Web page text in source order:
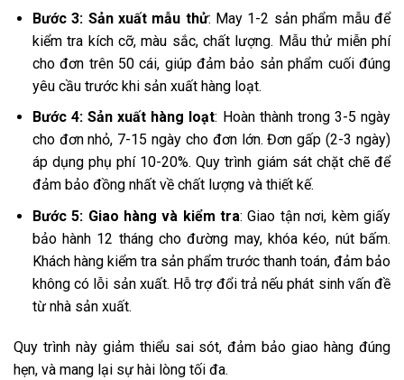
Bước 3: Sản xuất mẫu thử: May 1-2 sản phẩm mẫu để
kiểm tra kích cỡ, màu sắc, chất lượng. Mẫu thử miễn phí
cho đơn trên 50 cái, giúp đảm bảo sản phẩm cuối đúng
yêu cầu trước khi sản xuất hàng loạt.
Bước 4: Sản xuất hàng loạt: Hoàn thành trong 3-5 ngày
cho đơn nhỏ, 7-15 ngày cho đơn lớn. Đơn gấp (2-3 ngày)
áp dụng phụ phí 10-20%. Quy trình giám sát chặt chẽ để
đảm bảo đồng nhất về chất lượng và thiết kế.
Bước 5: Giao hàng và kiểm tra: Giao tận nơi, kèm giấy
bảo hành 12 tháng cho đường may, khóa kéo, nút bấm.
Khách hàng kiểm tra sản phẩm trước thanh toán, đảm bảo
không có lỗi sản xuất. Hỗ trợ đổi trả nếu phát sinh vấn đề
từ nhà sản xuất.
Quy trình này giảm thiểu sai sót, đảm bảo giao hàng đúng
hẹn, và mang lại sự hài lòng tối đa.